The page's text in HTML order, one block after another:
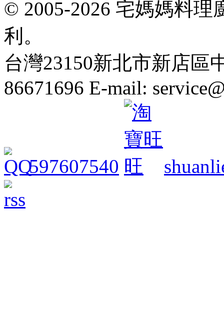
© 2005-2026 宅媽媽料
利。
台灣23150新北市新店區
86671696 E-mail:
597607540